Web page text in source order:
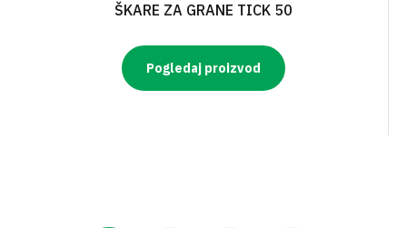
ŠKARE ZA GRANE TICK 50
Pogledaj proizvod